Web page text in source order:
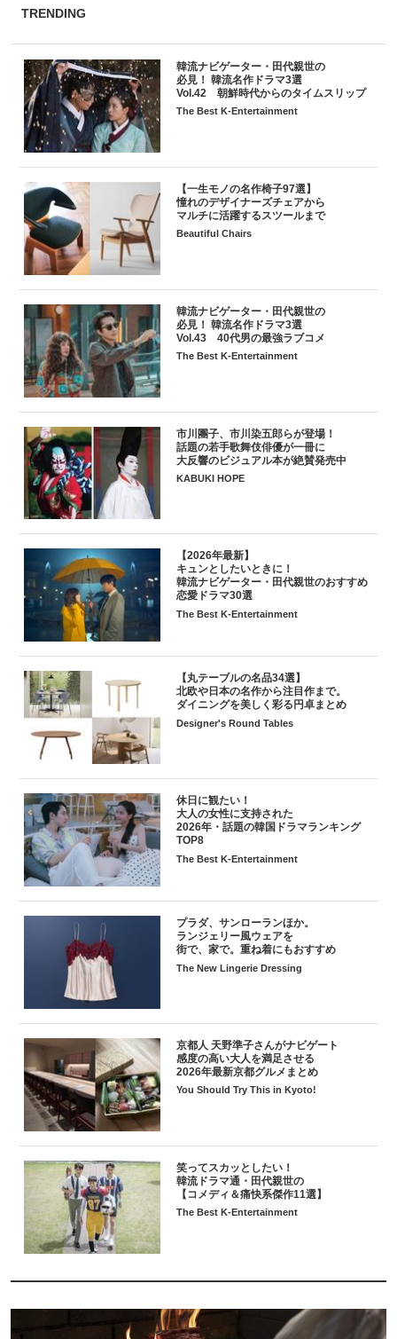
TRENDING
韓流ナビゲーター・田代親世の
必見！ 韓流名作ドラマ3選
Vol.42 朝鮮時代からのタイムスリップ
The Best K-Entertainment
【一生モノの名作椅子97選】
憧れのデザイナーズチェアから
マルチに活躍するスツールまで
Beautiful Chairs
韓流ナビゲーター・田代親世の
必見！ 韓流名作ドラマ3選
Vol.43 40代男の最強ラブコメ
The Best K-Entertainment
市川團子、市川染五郎らが登場！
話題の若手歌舞伎俳優が一冊に
大反響のビジュアル本が絶賛発売中
KABUKI HOPE
【2026年最新】
キュンとしたいときに！
韓流ナビゲーター・田代親世のおすすめ
恋愛ドラマ30選
The Best K-Entertainment
【丸テーブルの名品34選】
北欧や日本の名作から注目作まで。
ダイニングを美しく彩る円卓まとめ
Designer's Round Tables
休日に観たい！
大人の女性に支持された
2026年・話題の韓国ドラマランキング
TOP8
The Best K-Entertainment
プラダ、サンローランほか。
ランジェリー風ウェアを
街で、家で。重ね着にもおすすめ
The New Lingerie Dressing
京都人 天野準子さんがナビゲート
感度の高い大人を満足させる
2026年最新京都グルメまとめ
You Should Try This in Kyoto!
笑ってスカッとしたい！
韓流ドラマ通・田代親世の
【コメディ＆痛快系傑作11選】
The Best K-Entertainment